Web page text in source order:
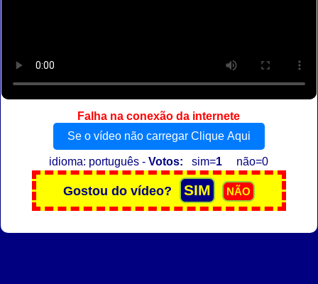
Falha na conexão da internete
Se o vídeo não carregar Clique Aqui
idioma: português -Votos: sim=1 não=0